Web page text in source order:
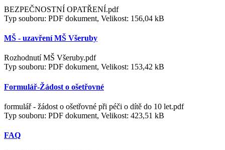
BEZPEČNOSTNÍ OPATŘENÍ.pdf
Typ souboru: PDF dokument, Velikost: 156,04 kB
MŠ - uzavření MŠ Všeruby
Rozhodnutí MŠ Všeruby.pdf
Typ souboru: PDF dokument, Velikost: 153,42 kB
Formulář-Žádost o ošetřovné
formulář - žádost o ošetřovné při péči o dítě do 10 let.pdf
Typ souboru: PDF dokument, Velikost: 423,51 kB
FAQ